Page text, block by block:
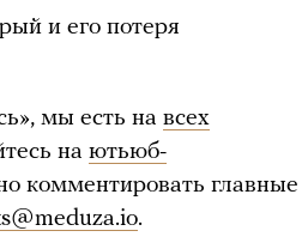
и его потеря
мы есть на всех
на ютьюб-
комментировать главные
.